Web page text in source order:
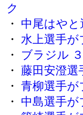
ク
・ 中尾はや
・ 水上選手
・ ブラジル
・ 藤田安澄
・ 青柳選手
・ 中島選手